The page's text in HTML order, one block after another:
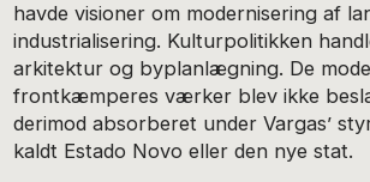
havde visioner om modernisering af
industrialisering. Kulturpolitikken
arkitektur og byplanlægning. De
frontkæmperes værker blev ikke
derimod absorberet under Vargas’
kaldt Estado Novo eller den nye stat.